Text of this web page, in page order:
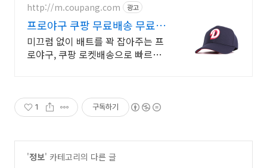
http://m.coupang.com 광고
프로야구 쿠팡 무료배송 무료반
품 혜택
미끄럼 없이 배트를 꽉 잡아주는 프
로야구, 쿠팡 로켓배송으로 빠르게
1 구독하기
'정보' 카테고리의 다른 글